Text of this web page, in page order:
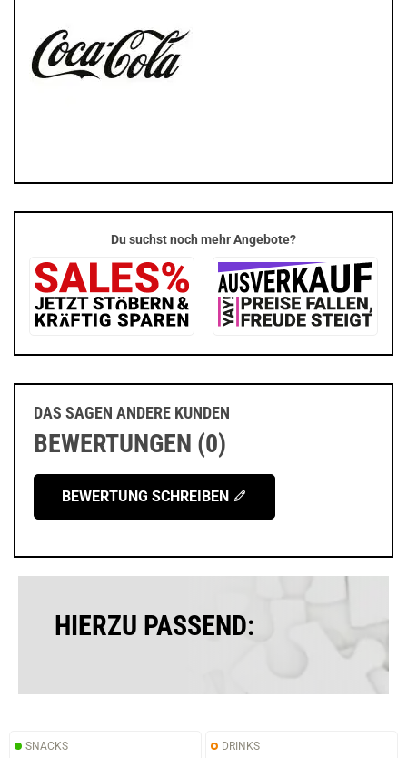
Du suchst noch mehr Angebote?
DAS SAGEN ANDERE KUNDEN
BEWERTUNGEN (0)
BEWERTUNG SCHREIBEN
HIERZU PASSEND:
SNACKS DRINKS